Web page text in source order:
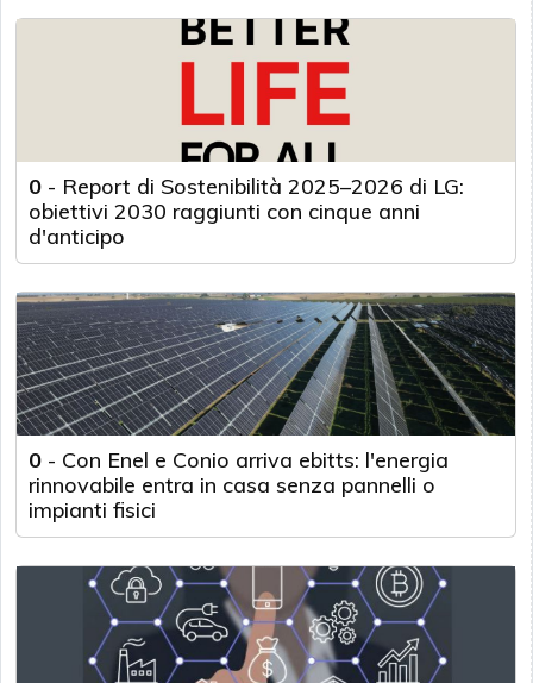
0 - Report di Sostenibilità 2025–2026 di LG:
obiettivi 2030 raggiunti con cinque anni
d'anticipo
0 - Con Enel e Conio arriva ebitts: l'energia
rinnovabile entra in casa senza pannelli o
impianti fisici